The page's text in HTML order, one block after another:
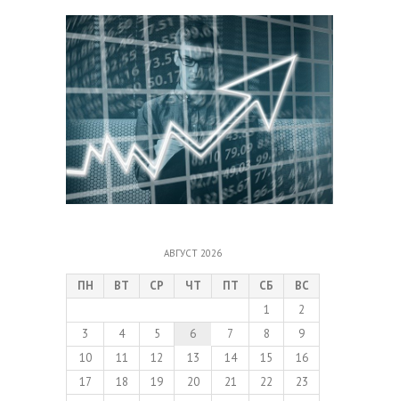
АВГУСТ 2026
ПН ВТ СР ЧТ ПТ СБ
ВС
1
2
3
4 5 6 7 8
9
10
11 12 13 14 15
16
17
18 19 20 21 22
23